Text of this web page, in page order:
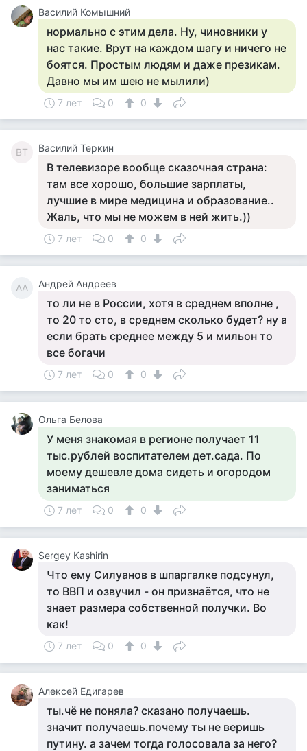
Василий Комышний
нормально с этим дела. Ну, чиновники у
нас такие. Врут на каждом шагу и ничего не
боятся. Простым людям и даже презикам.
Давно мы им шею не мылили)
7 лет 0 0
ВТ Василий Теркин
В телевизоре вообще сказочная страна:
там все хорошо, большие зарплаты,
лучшие в мире медицина и образование..
Жаль, что мы не можем в ней жить.))
7 лет 0 0
АА Андрей Андреев
то ли не в России, хотя в среднем вполне ,
то 20 то сто, в среднем сколько будет? ну а
если брать среднее между 5 и мильон то
все богачи
7 лет 0 0
Ольга Белова
У меня знакомая в регионе получает 11
тыс.рублей воспитателем дет.сада. По
моему дешевле дома сидеть и огородом
заниматься
7 лет 0 0
Sergey Kashirin
Что ему Силуанов в шпаргалке подсунул,
то ВВП и озвучил - он признаётся, что не
знает размера собственной получки. Во
как!
7 лет 0 0
Алексей Едигарев
ты.чё не поняла? сказано получаешь.
значит получаешь.почему ты не веришь
путину. а зачем тогда голосовала за него?